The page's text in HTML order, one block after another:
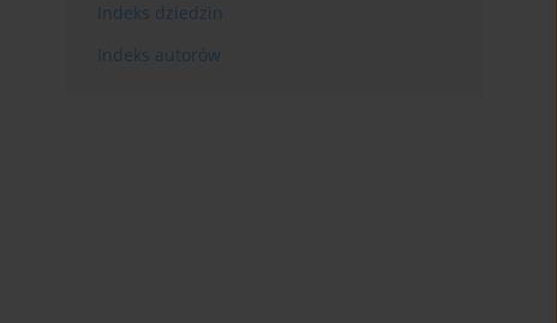
Indeks dziedzin
Indeks autorów